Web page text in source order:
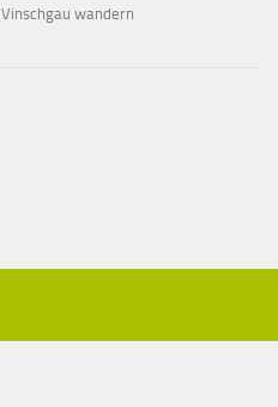
Vinschgau wandern